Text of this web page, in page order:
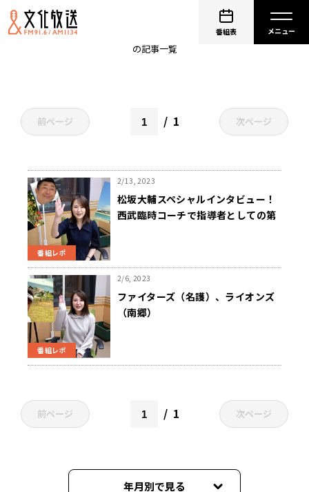
番組表
ちふれホールディングス
の記事一覧
前ページ 1 次ページ
番組レポ
2/13, 2023
松坂大輔スペシャルインタビュー！
西武臨時コーチで指導者としての第
番組レポ
2/6, 2023
ファイターズ（名護）、ライオンズ
（南郷）
前ページ 1 次ページ
年月別で見る